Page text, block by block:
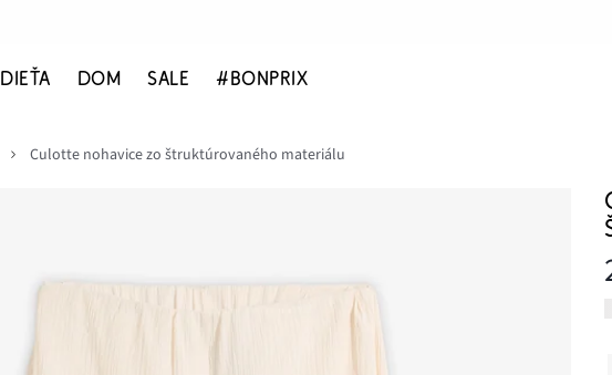
DIEŤA DOM SALE #BONPRIX
Culotte nohavice zo štruktúrovaného materiálu